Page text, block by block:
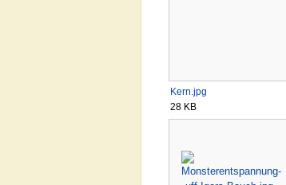
Kern.jpg
28 KB